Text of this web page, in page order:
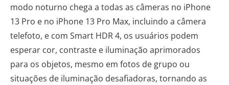
modo noturno chega a todas as câmeras no iPhone
13 Pro e no iPhone 13 Pro Max, incluindo a câmera
telefoto, e com Smart HDR 4, os usuários podem
esperar cor, contraste e iluminação aprimorados
para os objetos, mesmo em fotos de grupo ou
situações de iluminação desafiadoras, tornando as